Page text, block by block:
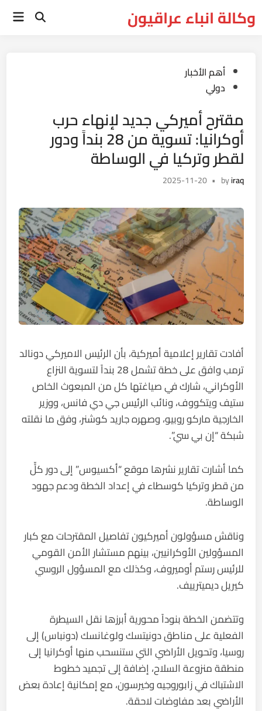
toوكالة انباء عراقيون Open
Posted
in
أهم الأخبار
دولي
مقترح أميركي جديد لإنهاء حرب
أوكرانيا: تسوية من 28 بنداً ودور
لقطر وتركيا في الوساطة
byiraq
•
2025-11-20
أفادت تقارير إعلامية أميركية، بأن الرئيس الاميركي دونالد
ترمب وافق على خطة تشمل 28 بنداً لتسوية النزاع
الأوكراني، شارك في صياغتها كل من المبعوث الخاص
ستيف ويتكووف، ونائب الرئيس جي دي فانس، ووزير
الخارجية ماركو روبيو، وصهره جاريد كوشنر، وفق ما نقلته
شبكة “إن بي سي”.
كما أشارت تقارير نشرها موقع “أكسيوس” إلى دور كلٍّ
من قطر وتركيا كوسطاء في إعداد الخطة ودعم جهود
الوساطة.
وناقش مسؤولون أميركيون تفاصيل المقترحات مع كبار
المسؤولين الأوكرانيين، بينهم مستشار الأمن القومي
للرئيس رستم أوميروف، وكذلك مع المسؤول الروسي
كيريل ديميترييف.
وتتضمن الخطة بنوداً محورية أبرزها نقل السيطرة
الفعلية على مناطق دونيتسك ولوغانسك (دونباس) إلى
روسيا، وتحويل الأراضي التي ستنسحب منها أوكرانيا إلى
منطقة منزوعة السلاح، إضافة إلى تجميد خطوط
الاشتباك في زابوروجيه وخيرسون، مع إمكانية إعادة بعض
الأراضي بعد مفاوضات لاحقة.